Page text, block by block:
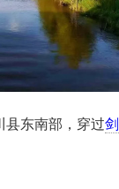
县东南部，穿过